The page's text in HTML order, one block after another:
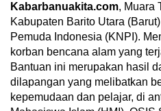
Kabarbanuakita.com, Muara
Kabupaten Barito Utara
Pemuda Indonesia (KNPI).
korban bencana alam yang
Bantuan ini merupakan hasil
dilapangan yang melibatkan
kepemudaan dan pelajar, di